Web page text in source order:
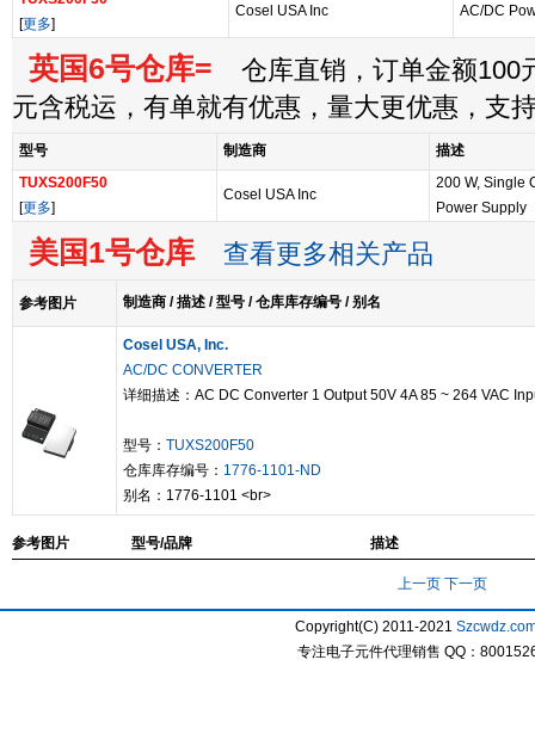
[更多]
Cosel USA Inc AC/DC
英国6号仓库= 仓库直销，订单金额100
元含税运，有单就有优惠，量大更优惠，支
型号 制造商
描述
TUXS200F50
[更多]
Cosel USA Inc
200 W, Single
Power Supply
美国1号仓库 查看更多相关产品
参考图片 制造商 / 描述 / 型号 / 仓库库存编号 / 别名
Cosel USA, Inc.
AC/DC CONVERTER
详细描述：AC DC Converter 1 Output 50V 4A 85 ~ 264 VAC
型号： TUXS200F50
仓库库存编号： 1776-1101-ND
别名：1776-1101 <br>
参考图片 型号/品牌 描述
上一页 下一页
Copyright(C) 2011-2021
专注电子元件代理销售 QQ：